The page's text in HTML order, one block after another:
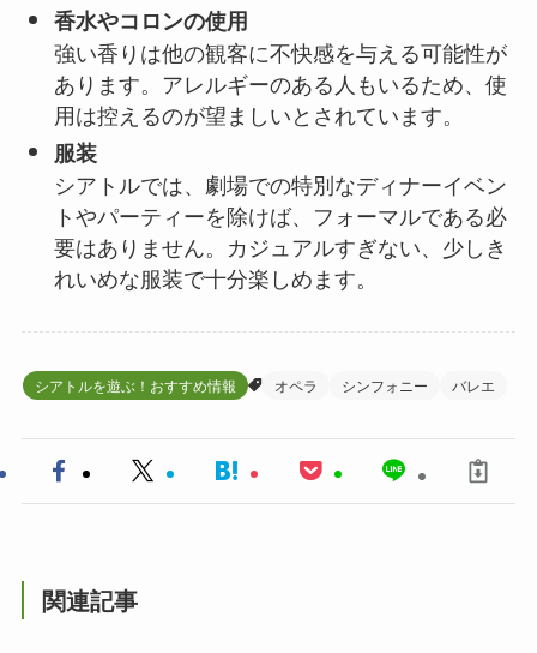
香水やコロンの使用
強い香りは他の観客に不快感を与える可能性が
あります。アレルギーのある人もいるため、使
用は控えるのが望ましいとされています。
服装
シアトルでは、劇場での特別なディナーイベン
トやパーティーを除けば、フォーマルである必
要はありません。カジュアルすぎない、少しき
れいめな服装で十分楽しめます。
シアトルを遊ぶ！おすすめ情報 オペラ シンフォニー バレエ
関連記事